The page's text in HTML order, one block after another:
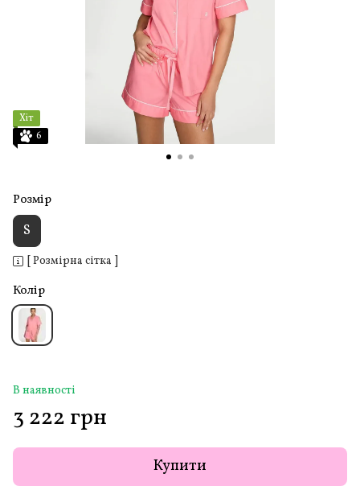
Хіт
6
Розмір
S
[ Розмірна сітка ]
Колір
В наявності
3 222 грн
Купити